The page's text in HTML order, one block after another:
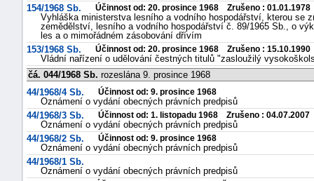
154/1968 Sb.
Účinnost od: 20. prosince 1968 Zrušeno : 01.01.1978
Vyhláška ministerstva lesního a vodního hospodářství, kterou se
zemědělství, lesního a vodního hospodářství č. 89/1965 Sb., o
les a o mimořádném zásobování dřívím
153/1968 Sb.
Účinnost od: 20. prosince 1968 Zrušeno : 15.10.1990
Vládní nařízení o udělování čestných titulů "zasloužilý
čá. 044/1968 Sb. rozeslána 9. prosince 1968
44/1968/4 Sb.
Účinnost od: 9. prosince 1968
Oznámení o vydání obecných právních predpisů
44/1968/3 Sb.
Účinnost od: 1. listopadu 1968 Zrušeno : 04.07.2007
Oznámení o vydání obecných právních predpisů
44/1968/2 Sb.
Účinnost od: 9. prosince 1968
Oznámení o vydání obecných právních predpisů
44/1968/1 Sb.
Oznámení o vydání obecných právních predpisů